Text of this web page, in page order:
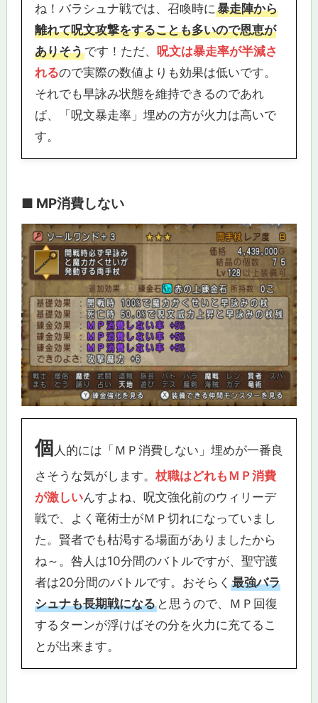
ね！バラシュナ戦では、召喚時に暴走陣から
離れて呪文攻撃をすることも多いので恩恵が
ありそうです！ただ、 呪文は暴走率が半減さ
れるので実際の数値よりも効果は低いです。
それでも早詠み状態を維持できるのであれ
ば、「呪文暴走率」埋めの方が火力は高いで
す。
■ MP消費しない
個 人的には「ＭＰ消費しない」埋めが一番良
さそうな気がします。 杖職はどれもＭＰ消費
が激しいんすよね、呪文強化前のウィリーデ
戦で、よく竜術士がＭＰ切れになっていまし
た。賢者でも枯渇する場面がありましたから
ね～。咎人は10分間のバトルですが、聖守護
者は20分間のバトルです。おそらく 最強バラ
シュナも長期戦になると思うので、ＭＰ回復
するターンが浮けばその分を火力に充てるこ
とが出来ます。